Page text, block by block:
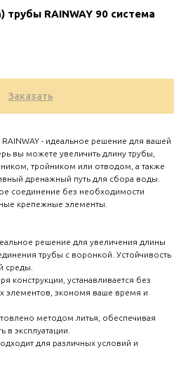
Zero
create your
block from
RAINWAY 90 система
Заказать
- идеальное решение для вашей
вы можете увеличить длину трубы,
тройником или отводом, а также
дренажный путь для сбора воды.
соединение без необходимости
крепежные элементы.
решение для увеличения длины
трубы с воронкой. Устойчивость
среды.
конструкции, устанавливается без
элементов, экономя ваше время и
методом литья, обеспечивая
в эксплуатации.
для различных условий и